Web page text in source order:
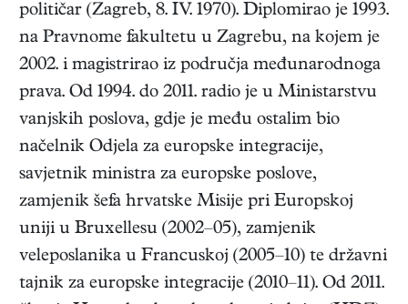
političar (Zagreb, 8. IV. 1970). Diplomirao je 1993.
na Pravnome fakultetu u Zagrebu, na kojem je
2002. i magistrirao iz područja međunarodnoga
prava. Od 1994. do 2011. radio je u Ministarstvu
vanjskih poslova, gdje je među ostalim bio
načelnik Odjela za europske integracije,
savjetnik ministra za europske poslove,
zamjenik šefa hrvatske Misije pri Europskoj
uniji u Bruxellesu (2002–05), zamjenik
veleposlanika u Francuskoj (2005–10) te državni
tajnik za europske integracije (2010–11). Od 2011.